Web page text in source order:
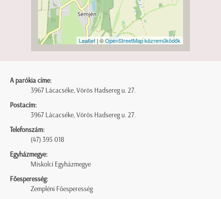
Leaflet| ©OpenStreetMap közreműködők
A parókia címe:
3967 Lácacséke, Vörös Hadsereg u. 27.
Postacím:
3967 Lácacséke, Vörös Hadsereg u. 27.
Telefonszám:
(47) 395 018
Egyházmegye:
Miskolci Egyházmegye
Főesperesség:
Zempléni Főesperesség